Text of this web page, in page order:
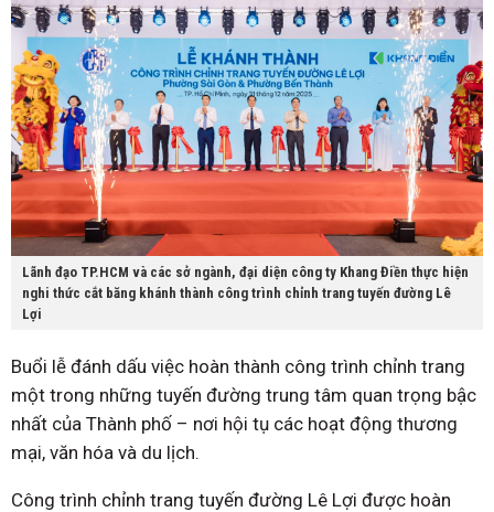
Lãnh đạo TP.HCM và các sở ngành, đại diện công ty Khang Điền thực hiện
nghi thức cắt băng khánh thành công trình chỉnh trang tuyến đường Lê
Lợi
Buổi lễ đánh dấu việc hoàn thành công trình chỉnh trang
một trong những tuyến đường trung tâm quan trọng bậc
nhất của Thành phố – nơi hội tụ các hoạt động thương
mại, văn hóa và du lịch.
Công trình chỉnh trang tuyến đường Lê Lợi được hoàn